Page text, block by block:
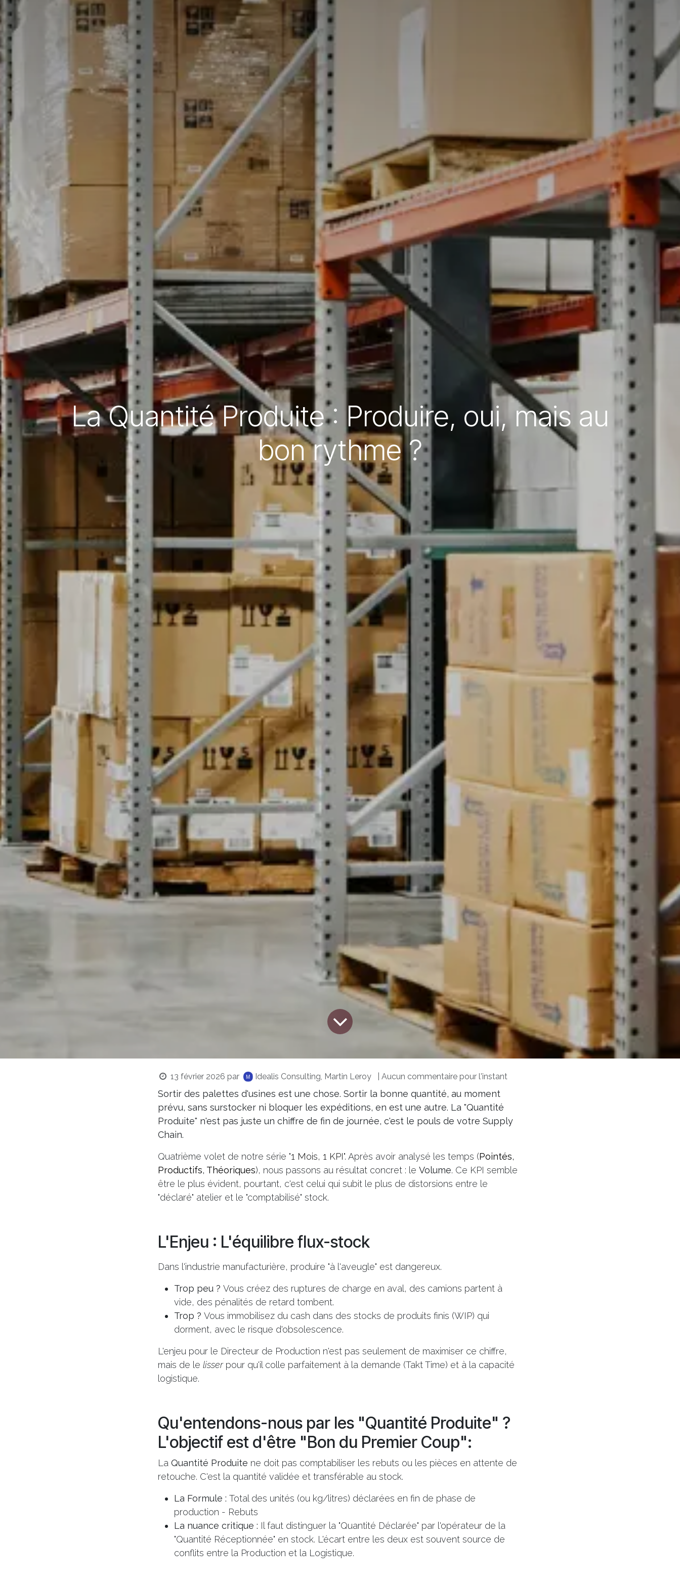
La Quantité Produite : Produire, oui, mais au
bon rythme ?
13 février 2026 par Idealis Consulting, Martin Leroy | Aucun commentaire pour l'instant
Sortir des palettes d'usines est une chose. Sortir la bonne quantité, au moment
prévu, sans surstocker ni bloquer les expéditions, en est une autre. La "Quantité
Produite" n'est pas juste un chiffre de fin de journée, c'est le pouls de votre Supply
Chain.
Quatrième volet de notre série "1 Mois, 1 KPI". Après avoir analysé les temps (Pointés,
Productifs, Théoriques), nous passons au résultat concret : le Volume. Ce KPI semble
être le plus évident, pourtant, c'est celui qui subit le plus de distorsions entre le
"déclaré" atelier et le "comptabilisé" stock.
L'Enjeu : L'équilibre flux-stock
Dans l'industrie manufacturière, produire "à l'aveugle" est dangereux.
Trop peu ? Vous créez des ruptures de charge en aval, des camions partent à
vide, des pénalités de retard tombent.
Trop ? Vous immobilisez du cash dans des stocks de produits finis (WIP) qui
dorment, avec le risque d'obsolescence.
L'enjeu pour le Directeur de Production n'est pas seulement de maximiser ce chiffre,
mais de le lisserpour qu'il colle parfaitement à la demande (Takt Time) et à la capacité
logistique.
Qu'entendons-nous par les "Quantité Produite" ?
L'objectif est d'être "Bon du Premier Coup":
La Quantité Produite ne doit pas comptabiliser les rebuts ou les pièces en attente de
retouche. C'est la quantité validée et transférable au stock.
La Formule : Total des unités (ou kg/litres) déclarées en fin de phase de
production - Rebuts
La nuance critique : Il faut distinguer la "Quantité Déclarée" par l'opérateur de la
"Quantité Réceptionnée" en stock. L'écart entre les deux est souvent source de
conflits entre la Production et la Logistique.